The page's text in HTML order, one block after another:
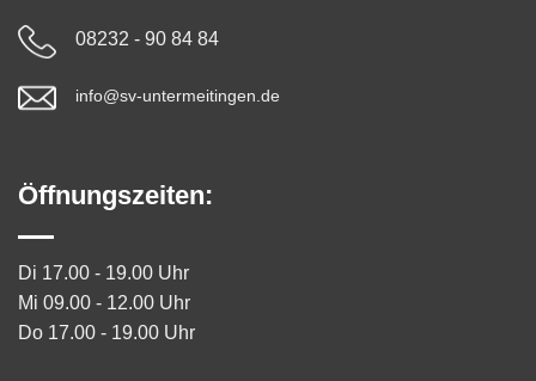
08232 - 90 84 84
info@sv-untermeitingen.de
Öffnungszeiten:
Di 17.00 - 19.00 Uhr
Mi 09.00 - 12.00 Uhr
Do 17.00 - 19.00 Uhr